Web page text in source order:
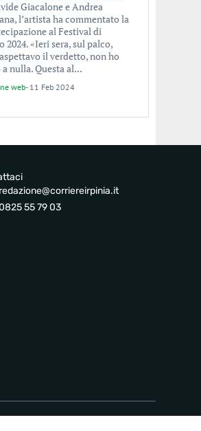
Giacalone e Andrea
l’artista ha commentato la
al Festival di
2024. «Ieri sera, sul palco,
il verdetto, non ho
nulla. Questa al...
web- 11 Feb 2024
redazione@corriereirpinia.it
55 79 03